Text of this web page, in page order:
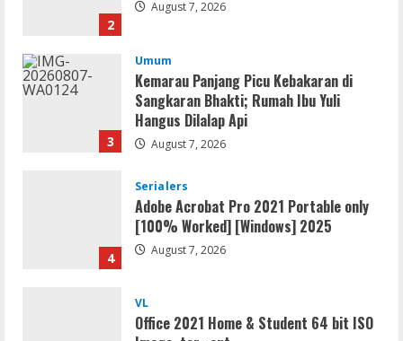
Sangkaran Bhakti; Rumah Ibu Yuli
Hangus Dilalap Api
August 7, 2026
Serialers
[100% Worked] [Windows] 2025
August 7, 2026
Image .tоr𝚛еnt
August 7, 2026